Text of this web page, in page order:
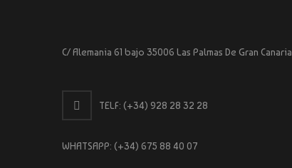
C/ Alemania 61 bajo 35006 Las Palmas De Gran Canaria
TELF: (+34) 928 28 32 28
WHATSAPP: (+34) 675 88 40 07